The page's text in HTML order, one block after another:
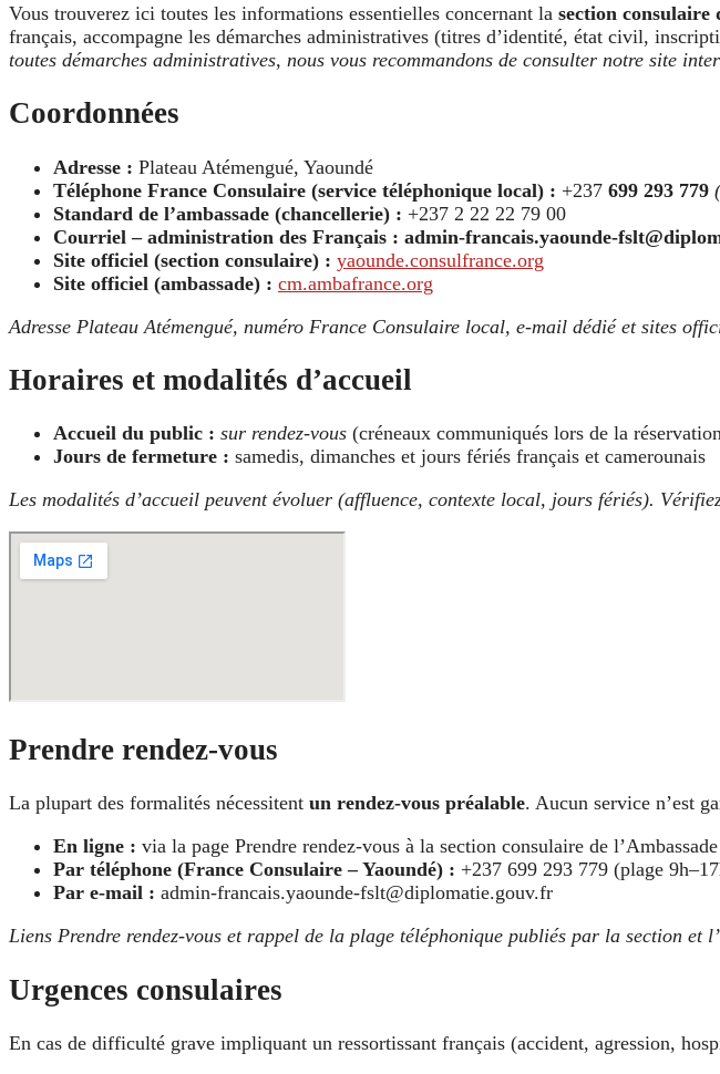
Vous trouverez ici toutes les informations essentielles concernant la section consulaire
français, accompagne les démarches administratives (titres d’identité, état civil,
toutes démarches administratives, nous vous recommandons de consulter notre site
Coordonnées
Adresse : Plateau Atémengué, Yaoundé
Téléphone France Consulaire (service téléphonique local) : +237 699 293 779
Standard de l’ambassade (chancellerie) : +237 2 22 22 79 00
Courriel – administration des Français : admin-francais.yaounde-
Site officiel (section consulaire) : yaounde.consulfrance.org
Site officiel (ambassade) : cm.ambafrance.org
Adresse Plateau Atémengué, numéro France Consulaire local, e-mail dédié et sites
Horaires et modalités d’accueil
Accueil du public : sur rendez-vous (créneaux communiqués lors de la
Jours de fermeture : samedis, dimanches et jours fériés français et camerounais
Les modalités d’accueil peuvent évoluer (affluence, contexte local, jours fériés).
Prendre rendez-vous
La plupart des formalités nécessitent un rendez-vous préalable. Aucun service n’est
En ligne : via la page Prendre rendez-vous à la section consulaire de
Par téléphone (France Consulaire – Yaoundé) : +237 699 293 779 (plage
Par e-mail : admin-francais.yaounde-fslt@diplomatie.gouv.fr
Liens Prendre rendez-vous et rappel de la plage téléphonique publiés par la section et
Urgences consulaires
En cas de difficulté grave impliquant un ressortissant français (accident, agression,